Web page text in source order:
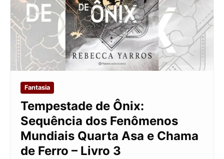
Fantasia
Tempestade de Ônix:
Sequência dos Fenômenos
Mundiais Quarta Asa e Chama
de Ferro – Livro 3